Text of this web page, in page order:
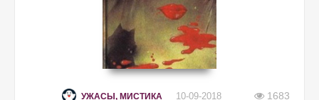
УЖАСЫ, МИСТИКА 10-09-2018 1683